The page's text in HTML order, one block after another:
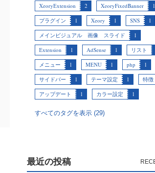
XeoryExtension
2 XeoryFixedBanner
1
プラグイン
1 Xeory 1 SNS
1
メインビジュアル 画像 スライド
1
Extension
1 AdSense 1 リスト
メニュー
1 MENU 1 php
1
サイドバー
1 テーマ設定 1 特徴
アップデート
1 カラー設定 1
すべてのタグを表示 (29)
最近の投稿